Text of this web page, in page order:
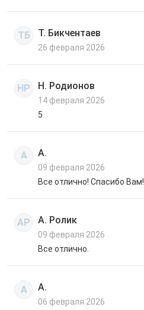
ТБ Т. Бикчентаев
26 февраля 2026
НР Н. Родионов
14 февраля 2026
5
А А.
09 февраля 2026
Все отлично! Спасибо Вам!
АР А. Ролик
09 февраля 2026
Все отлично.
А А.
06 февраля 2026